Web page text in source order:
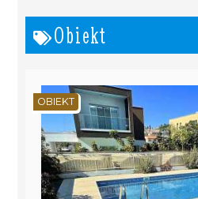
Obiekt
OBIEKT